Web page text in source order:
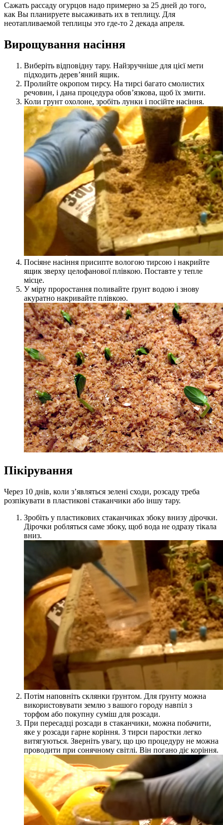
Сажать рассаду огурцов надо примерно за 25 дней до того,
как Вы планируете высаживать их в теплицу. Для
неотапливаемой теплицы это где-то 2 декада апреля.
Вирощування насіння
Виберіть відповідну тару. Найзручніше для цієї мети
підходить дерев’яний ящик.
Пролийте окропом тирсу. На тирсі багато смолистих
речовин, і дана процедура обов’язкова, щоб їх змити.
Коли грунт охолоне, зробіть лунки і посійте насіння.
Посіяне насіння присипте вологою тирсою і накрийте
ящик зверху целофанової плівкою. Поставте у тепле
місце.
У міру проростання поливайте ґрунт водою і знову
акуратно накривайте плівкою.
Пікірування
Через 10 днів, коли з’являться зелені сходи, розсаду треба
розпікувати в пластикові стаканчики або іншу тару.
Зробіть у пластикових стаканчиках збоку внизу дірочки.
Дірочки робляться саме збоку, щоб вода не одразу тікала
вниз.
Потім наповніть склянки ґрунтом. Для ґрунту можна
використовувати землю з вашого городу навпіл з
торфом або покупну суміш для розсади.
При пересадці розсади в стаканчики, можна побачити,
яке у розсади гарне коріння. З тирси паростки легко
витягуються. Зверніть увагу, що цю процедуру не можна
проводити при сонячному світлі. Він погано діє коріння.